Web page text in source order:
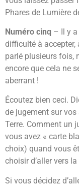
Phares de Lumière
Numéro cinq – Il y
difficulté à accepter,
parlé plusieurs fois,
encore que cela ne
aberrant !
Écoutez bien ceci.
de jugement sur
Terre. Comment un
vous avez « carte
choix) quand vous
choisir d’aller vers
Si vous décidez